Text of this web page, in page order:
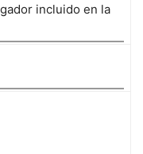
incluido en la